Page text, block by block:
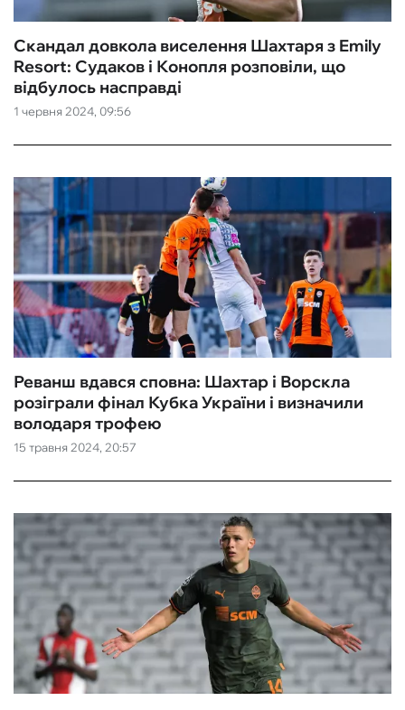
1 червня 2024, 09:56
Скандал довкола виселення Шахтаря з Emily
Resort: Судаков і Конопля розповіли, що
відбулось насправді
15 травня 2024, 20:57
Реванш вдався сповна: Шахтар і Ворскла
розіграли фінал Кубка України і визначили
володаря трофею